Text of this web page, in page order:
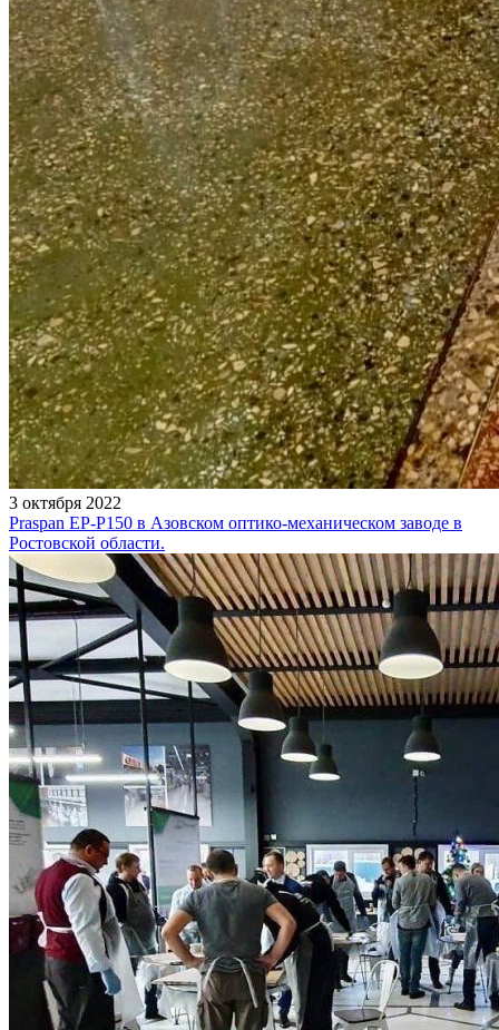
3 октября 2022
Praspan EP-P150 в Азовском оптико-механическом заводе в
Ростовской области.